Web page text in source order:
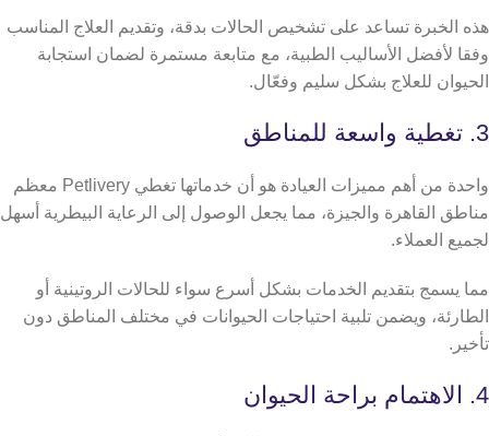
هذه الخبرة تساعد على تشخيص الحالات بدقة، وتقديم العلاج المناسب
وفقا لأفضل الأساليب الطبية، مع متابعة مستمرة لضمان استجابة
الحيوان للعلاج بشكل سليم وفعّال.
3. تغطية واسعة للمناطق
واحدة من أهم مميزات العيادة هو أن خدماتها تغطي Petlivery معظم
مناطق القاهرة والجيزة، مما يجعل الوصول إلى الرعاية البيطرية أسهل
لجميع العملاء.
مما يسمج بتقديم الخدمات بشكل أسرع سواء للحالات الروتينية أو
الطارئة، ويضمن تلبية احتياجات الحيوانات في مختلف المناطق دون
تأخير.
4. الاهتمام براحة الحيوان